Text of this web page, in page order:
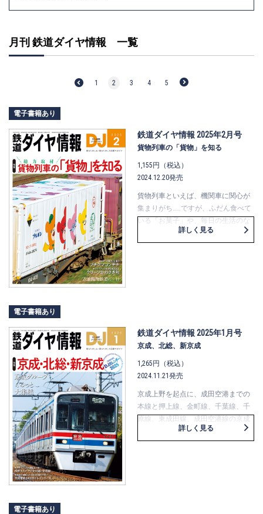
月刊 鉄道ダイヤ情報 一覧
1 2 3 4 5
電子書籍あり
鉄道ダイヤ情報 2025年2月号
貨物列車の「貨物」を知る
1,155円（税込）
2024.12.20発売
貨物列車といえば、機関車に関心が
集まりがち……ですが、ふだん食べて
いる「お菓子」や、毎日の生活のな
かで生じる「ごみ」には、貨物列車
で輸送されているものもあります。
て、衣浦臨海鉄道の一日を密着取
材。昔懐かしい光景が見られる同鉄
史上初！？の珍・甲種輸送や、一風
変わったコンテナの紹介なども含
め、貨物列車の「貨物」について、
丸ごとわかりやすく、皆さまにお届
けします。
詳しく見る
電子書籍あり
鉄道ダイヤ情報 2025年1月号
京成、北総、新京成
1,265円（税込）
2024.11.21発売
京成上野を起点に、成田空港までの
本線と押上線、金町線、千葉線、千
原線、東成田線、成田空港線の京成
電鉄各線、さらには北総鉄道、新京
成電鉄をも取り上げる「京成グルー
詳しく見る
電子書籍あり